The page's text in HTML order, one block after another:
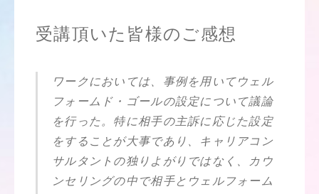
受講頂いた皆様のご感想
ワークにおいては、事例を用いてウェル
フォームド・ゴールの設定について議論
を行った。特に相手の主訴に応じた設定
をすることが大事であり、キャリアコン
サルタントの独りよがりではなく、カウ
ンセリングの中で相手とウェルフォーム